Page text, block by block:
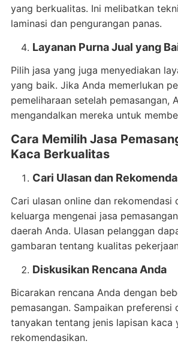
yang berkualitas. Ini melibatkan
laminasi dan pengurangan panas.
Layanan Purna Jual yang
Pilih jasa yang juga menyediakan
yang baik. Jika Anda memerlukan
pemeliharaan setelah pemasangan,
mengandalkan mereka untuk
Cara Memilih Jasa
Kaca Berkualitas
Cari Ulasan dan
Cari ulasan online dan rekomendasi
keluarga mengenai jasa
daerah Anda. Ulasan pelanggan
gambaran tentang kualitas
Diskusikan Rencana Anda
Bicarakan rencana Anda dengan
pemasangan. Sampaikan preferensi
tanyakan tentang jenis lapisan kaca
rekomendasikan.